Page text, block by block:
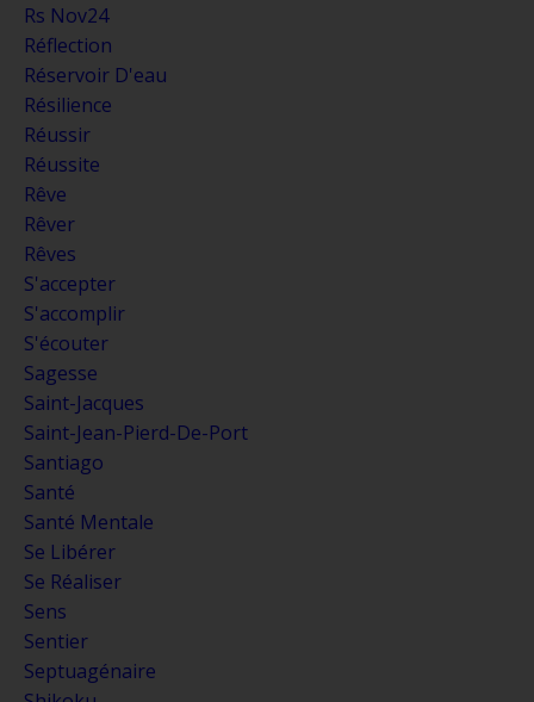
Rs Nov24
Réflection
Réservoir D'eau
Résilience
Réussir
Réussite
Rêve
Rêver
Rêves
S'accepter
S'accomplir
S'écouter
Sagesse
Saint-Jacques
Saint-Jean-Pierd-De-Port
Santiago
Santé
Santé Mentale
Se Libérer
Se Réaliser
Sens
Sentier
Septuagénaire